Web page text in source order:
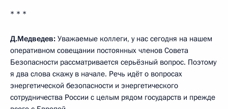
* * *
Д.Медведев: Уважаемые коллеги, у нас сегодня на нашем
оперативном совещании постоянных членов Совета
Безопасности рассматривается серьёзный вопрос. Поэтому
я два слова скажу в начале. Речь идёт о вопросах
энергетической безопасности и энергетического
сотрудничества России с целым рядом государств и прежде